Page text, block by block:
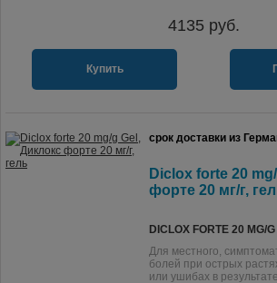
4135 руб.
Купить
срок доставки из
Diclox forte 20
форте 20 мг/г,
DICLOX FORTE 20 MG/
Для местного,
болей при острых
или ушибах в